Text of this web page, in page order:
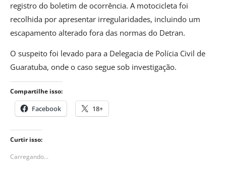
registro do boletim de ocorrência. A motocicleta foi
recolhida por apresentar irregularidades, incluindo um
escapamento alterado fora das normas do Detran.
O suspeito foi levado para a Delegacia de Polícia Civil de
Guaratuba, onde o caso segue sob investigação.
Compartilhe isso:
Facebook 18+
Curtir isso:
Carregando...